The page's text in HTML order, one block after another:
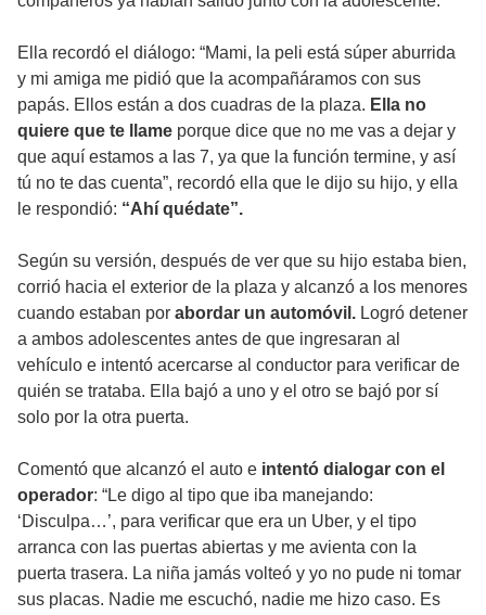
Ella recordó el diálogo: “Mami, la peli está súper aburrida
y mi amiga me pidió que la acompañáramos con sus
papás. Ellos están a dos cuadras de la plaza. Ella no
quiere que te llame porque dice que no me vas a dejar y
que aquí estamos a las 7, ya que la función termine, y así
tú no te das cuenta”, recordó ella que le dijo su hijo, y ella
le respondió: “Ahí quédate”.
Según su versión, después de ver que su hijo estaba bien,
corrió hacia el exterior de la plaza y alcanzó a los menores
cuando estaban por abordar un automóvil. Logró detener
a ambos adolescentes antes de que ingresaran al
vehículo e intentó acercarse al conductor para verificar de
quién se trataba. Ella bajó a uno y el otro se bajó por sí
solo por la otra puerta.
Comentó que alcanzó el auto e intentó dialogar con el
operador: “Le digo al tipo que iba manejando:
‘Disculpa…’, para verificar que era un Uber, y el tipo
arranca con las puertas abiertas y me avienta con la
puerta trasera. La niña jamás volteó y yo no pude ni tomar
sus placas. Nadie me escuchó, nadie me hizo caso. Es